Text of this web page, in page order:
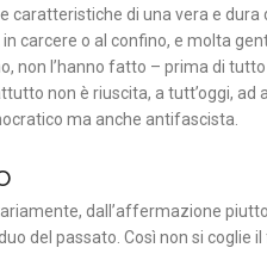
caratteristiche di una vera e
carcere o al confino, e molta
non l’hanno fatto – prima di
non è riuscita, a tutt’oggi,
ma anche antifascista.
dall’affermazione
del passato. Così non si coglie